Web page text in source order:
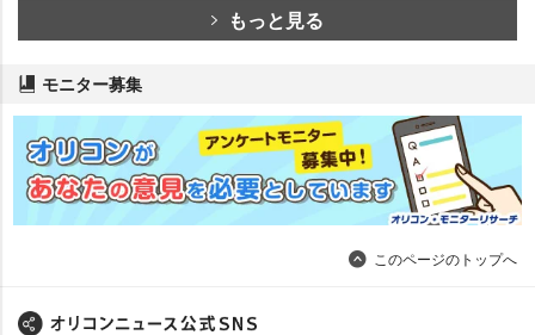
もっと見る
モニター募集
このページのトップへ